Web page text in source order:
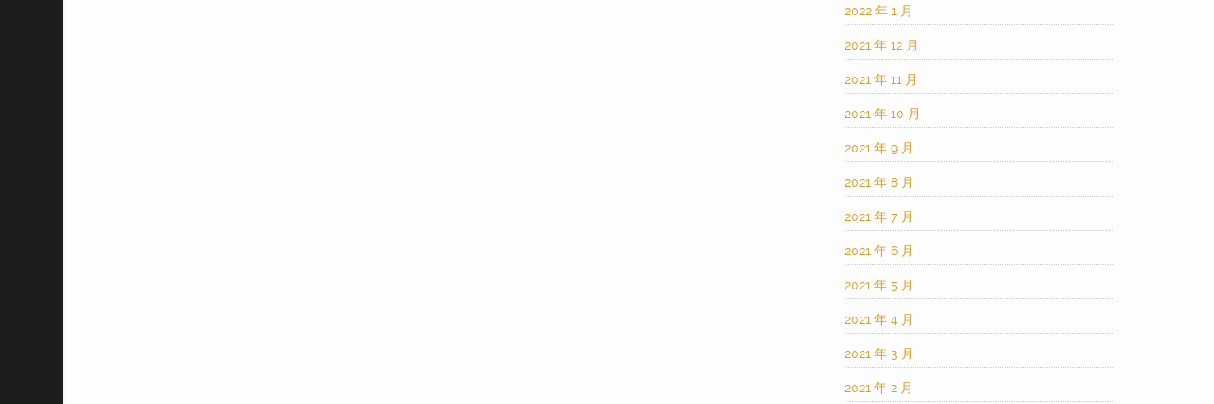
2022 年 1 月
2021 年 12 月
2021 年 11 月
2021 年 10 月
2021 年 9 月
2021 年 8 月
2021 年 7 月
2021 年 6 月
2021 年 5 月
2021 年 4 月
2021 年 3 月
2021 年 2 月